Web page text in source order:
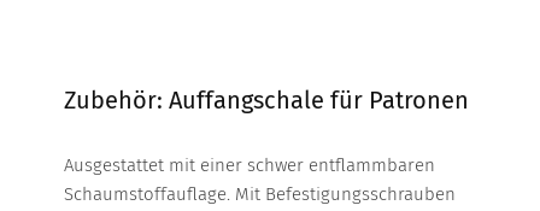
Zubehör: Auffangschale für Patronen
Ausgestattet mit einer schwer entflammbaren
Schaumstoffauflage. Mit Befestigungsschrauben